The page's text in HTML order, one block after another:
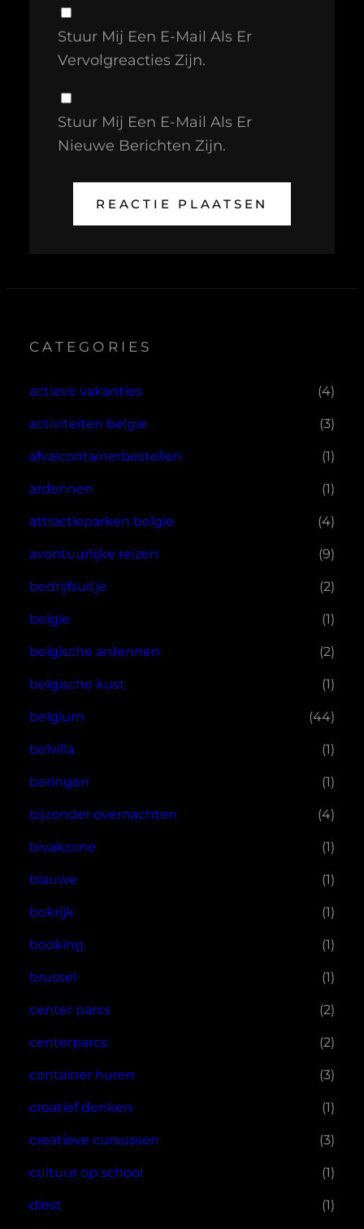
Stuur Mij Een E-Mail Als Er
Vervolgreacties Zijn.
Stuur Mij Een E-Mail Als Er
Nieuwe Berichten Zijn.
CATEGORIES
actieve vakanties (4)
activiteiten belgie (3)
afvalcontainerbestellen (1)
ardennen (1)
attractieparken belgie (4)
avontuurlijke reizen (9)
bedrijfsuitje (2)
belgie (1)
belgische ardennen (2)
belgische kust (1)
belgium (44)
belvilla (1)
beringen (1)
bijzonder overnachten (4)
bivakzone (1)
blauwe (1)
bokrijk (1)
booking (1)
brussel (1)
center parcs (2)
centerparcs (2)
container huren (3)
creatief denken (1)
creatieve cursussen (3)
cultuur op school (1)
diest (1)